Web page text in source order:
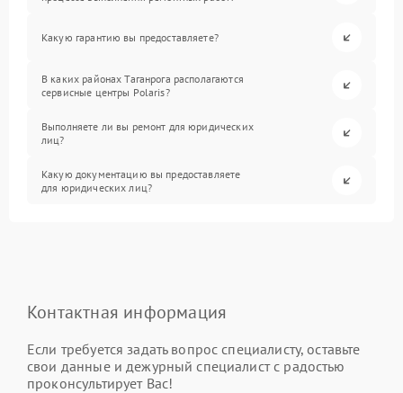
Какую гарантию вы предоставляете?
В каких районах Таганрога располагаются
сервисные центры Polaris?
Выполняете ли вы ремонт для юридических
лиц?
Какую документацию вы предоставляете
для юридических лиц?
Контактная информация
Если требуется задать вопрос специалисту, оставьте
свои данные и дежурный специалист с радостью
проконсультирует Вас!